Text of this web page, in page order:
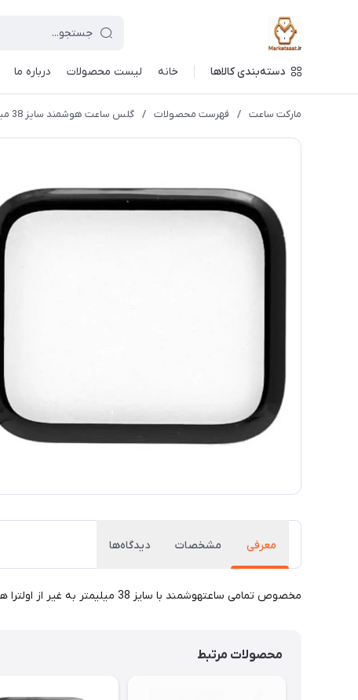
دسته‌بندی کالاها خانه لیست محصولات درباره ما
مارکت ساعت / فهرست محصولات / گلس ساعت هوشمند سایز 38 میلیمتر
معرفی مشخصات دیدگاه‌ها
مخصوص تمامی ساعتهوشمند با سایز 38 میلیمتر به غیر از اولترا ها
محصولات مرتبط